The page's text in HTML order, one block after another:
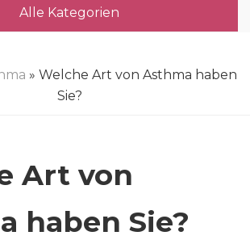
Alle Kategorien
» Welche Art von Asthma haben
Sie?
Art von
haben Sie?